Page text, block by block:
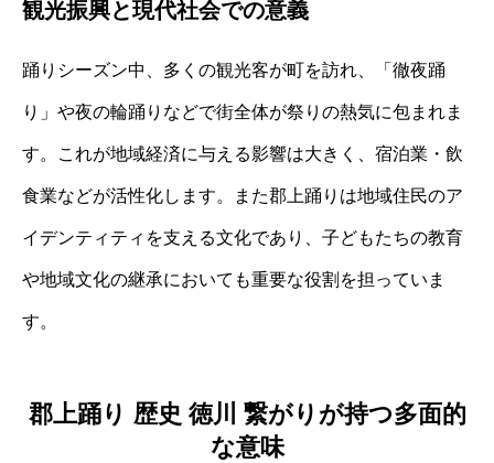
観光振興と現代社会での意義
踊りシーズン中、多くの観光客が町を訪れ、「徹夜踊
り」や夜の輪踊りなどで街全体が祭りの熱気に包まれま
す。これが地域経済に与える影響は大きく、宿泊業・飲
食業などが活性化します。また郡上踊りは地域住民のア
イデンティティを支える文化であり、子どもたちの教育
や地域文化の継承においても重要な役割を担っていま
す。
郡上踊り 歴史 徳川 繋がりが持つ多面的
な意味